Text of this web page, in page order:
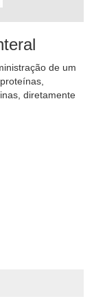
de um
diretamente